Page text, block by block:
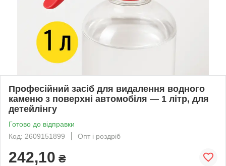
Професійний засіб для видалення водного
каменю з поверхні автомобіля — 1 літр, для
детейлінгу
Готово до відправки
Код: 2609151899
Опт і роздріб
242,10 ₴